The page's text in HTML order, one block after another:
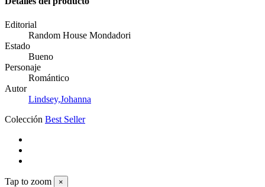
Editorial
Random House Mondadori
Estado
Bueno
Personaje
Romántico
Autor
Lindsey,Johanna
Colección Best Seller
Tap to zoom ×